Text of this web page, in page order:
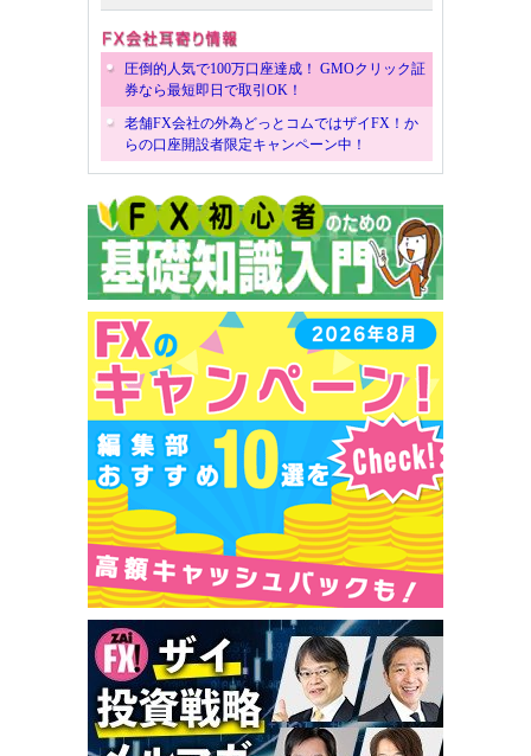
圧倒的人気で100万口座達成！ GMOクリック証
券なら最短即日で取引OK！
老舗FX会社の外為どっとコムではザイFX！か
らの口座開設者限定キャンペーン中！